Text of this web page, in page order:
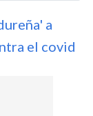
a
el covid